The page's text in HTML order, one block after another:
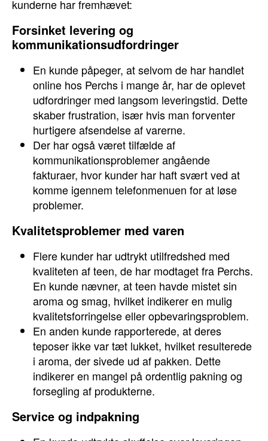
kunderne har fremhævet:
Forsinket levering og
kommunikationsudfordringer
En kunde påpeger, at selvom de har handlet
online hos Perchs i mange år, har de oplevet
udfordringer med langsom leveringstid. Dette
skaber frustration, især hvis man forventer
hurtigere afsendelse af varerne.
Der har også været tilfælde af
kommunikationsproblemer angående
fakturaer, hvor kunder har haft svært ved at
komme igennem telefonmenuen for at løse
problemer.
Kvalitetsproblemer med varen
Flere kunder har udtrykt utilfredshed med
kvaliteten af teen, de har modtaget fra Perchs.
En kunde nævner, at teen havde mistet sin
aroma og smag, hvilket indikerer en mulig
kvalitetsforringelse eller opbevaringsproblem.
En anden kunde rapporterede, at deres
teposer ikke var tæt lukket, hvilket resulterede
i aroma, der sivede ud af pakken. Dette
indikerer en mangel på ordentlig pakning og
forsegling af produkterne.
Service og indpakning